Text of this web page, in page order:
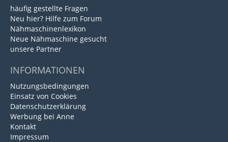
häufig gestellte Fragen
Neu hier? Hilfe zum Forum
Nähmaschinenlexikon
Neue Nähmaschine gesucht
unsere Partner
INFORMATIONEN
Nutzungsbedingungen
Einsatz von Cookies
Datenschutzerklärung
Werbung bei Anne
Kontakt
Impressum